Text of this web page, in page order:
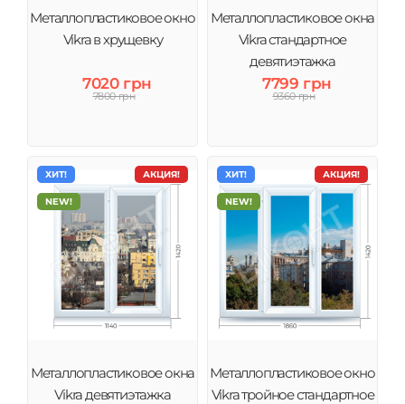
управления и внедрение смелых проектов
позволили нам в кратчайшие сроки захватить
лидерство в оконном сегменте рынка.
Металлопластиковое окно
Vikra в хрущевку
7020 грн
7800 грн
Металлопластиковое окна
Vikra стандартное
девятиэтажка
7799 грн
9360 грн
АКЦИЯ!
ХИТ!
NEW!
Металлопластиковое окна
Vikra девятиэтажка
АКЦИЯ!
ХИТ!
NEW!
Металлопластиковое окно
Vikra тройное стандартное